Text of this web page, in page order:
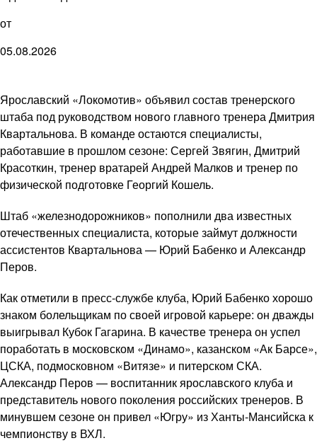
от
05.08.2026
Ярославский «Локомотив» объявил состав тренерского
штаба под руководством нового главного тренера Дмитрия
Квартальнова. В команде остаются специалисты,
работавшие в прошлом сезоне: Сергей Звягин, Дмитрий
Красоткин, тренер вратарей Андрей Малков и тренер по
физической подготовке Георгий Кошель.
Штаб «железнодорожников» пополнили два известных
отечественных специалиста, которые займут должности
ассистентов Квартальнова — Юрий Бабенко и Александр
Перов.
Как отметили в пресс-службе клуба, Юрий Бабенко хорошо
знаком болельщикам по своей игровой карьере: он дважды
выигрывал Кубок Гагарина. В качестве тренера он успел
поработать в московском «Динамо», казанском «Ак Барсе»,
ЦСКА, подмосковном «Витязе» и питерском СКА.
Александр Перов — воспитанник ярославского клуба и
представитель нового поколения российских тренеров. В
минувшем сезоне он привел «Югру» из Ханты-Мансийска к
чемпионству в ВХЛ.